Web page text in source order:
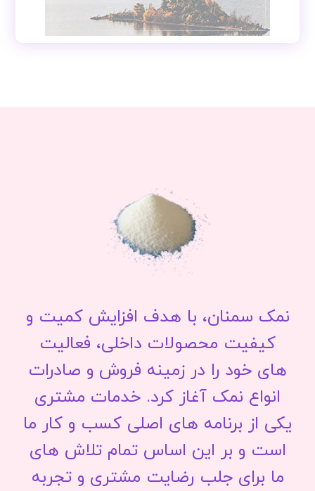
نمک سمنان، با هدف افزایش کمیت و
کیفیت محصولات داخلی، فعالیت
های خود را در زمینه فروش و صادرات
انواع نمک آغاز کرد. خدمات مشتری
یکی از برنامه های اصلی کسب و کار ما
است و بر این اساس تمام تلاش های
ما برای جلب رضایت مشتری و تجربه